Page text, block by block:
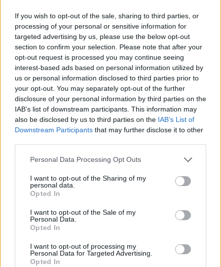
If you wish to opt-out of the sale, sharing to third parties, or
processing of your personal or sensitive information for
targeted advertising by us, please use the below opt-out
section to confirm your selection. Please note that after your
opt-out request is processed you may continue seeing
interest-based ads based on personal information utilized by
us or personal information disclosed to third parties prior to
your opt-out. You may separately opt-out of the further
disclosure of your personal information by third parties on the
IAB’s list of downstream participants. This information may
also be disclosed by us to third parties on the IAB’s List of
Downstream Participants that may further disclose it to other
Please note that this website/app uses one or more Google
not limited to your visit or usage behaviour. You may click to
grant or deny consent to Google and its third-party tags to
use your data for below specified purposes in below Google
consent section.
Personal Data Processing Opt Outs
I want to opt-out of the Sharing of my
personal data.
Opted In
I want to opt-out of the Sale of my
Personal Data.
Opted In
I want to opt-out of processing my
Personal Data for Targeted Advertising.
Opted In
position of the 20 teams just before
the start of the EuroLeague
marathon race and...
Unicaja tops the Power Rankings
of the Basketball Champions
League
01/OCT/24 13:17
Teams from ACB, including defending champion Unicaja,
dominate the official Basketball Champions League Power
Rankings
κάνει λόγο το BCL
Ο Χάντερ Χέιλ συμπεριλήφθηκε στο
παικτών του BCL και στα μέσα
κοινωνικής δικτύωσης...
Ελλάδα: Έκτη στα Power
Rankings της FIBA, πρώτη η
Team USA